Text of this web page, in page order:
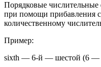
Порядковые числительные
при помощи прибавления
количественному
Пример:
sixth — 6-й — шестой (6 —